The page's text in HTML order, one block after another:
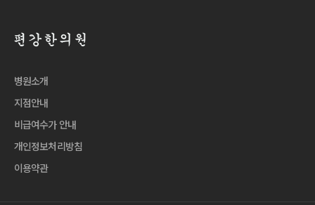
병원소개
지점안내
비급여수가 안내
개인정보처리방침
이용약관